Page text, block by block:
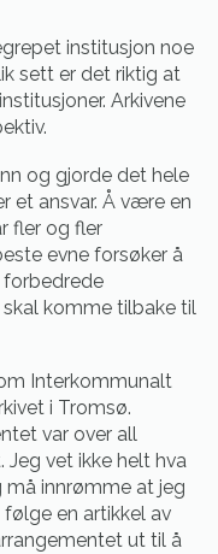
institusjon noe
sett er det riktig at
Arkivene
og gjorde det hele
et ansvar. Å være en
fler og fler
evne forsøker å
forbedrede
komme tilbake til
Interkommunalt
i Tromsø.
var over all
Jeg vet ikke helt hva
må innrømme at jeg
følge en artikkel av
ut til å